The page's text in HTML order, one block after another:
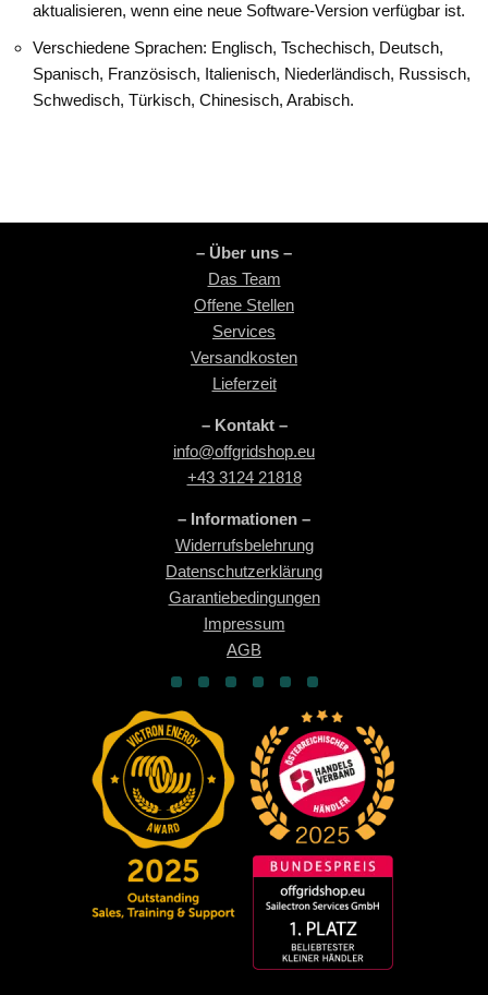
aktualisieren, wenn eine neue Software-Version verfügbar ist.
Verschiedene Sprachen: Englisch, Tschechisch, Deutsch,
Spanisch, Französisch, Italienisch, Niederländisch, Russisch,
Schwedisch, Türkisch, Chinesisch, Arabisch.
– Über uns –
Das Team
Offene Stellen
Services
Versandkosten
Lieferzeit
– Kontakt –
info@offgridshop.eu
+43 3124 21818
– Informationen –
Widerrufsbelehrung
Datenschutzerklärung
Garantiebedingungen
Impressum
AGB